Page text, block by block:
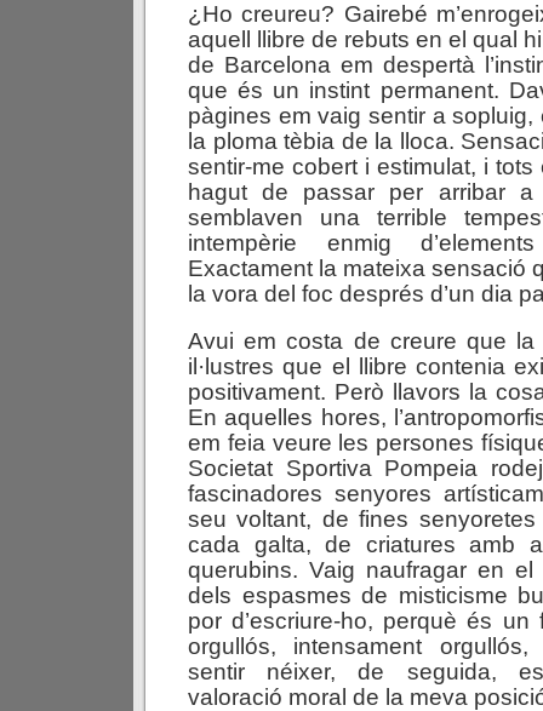
¿Ho creureu? Gairebé
aquell llibre de rebuts en el qual
de Barcelona em despertà
que és un instint permanent.
pàgines em vaig sentir a
la ploma tèbia de la lloca.
sentir-me cobert i estimulat, i
hagut de passar per arribar
semblaven una terrible
intempèrie enmig
Exactament la mateixa sensació
la vora del foc després d’un dia
Avui em costa de creure que la
il·lustres que el llibre contenia
positivament. Però llavors la
En aquelles hores,
em feia veure les persones
Societat Sportiva Pompeia
fascinadores senyores
seu voltant, de fines
cada galta, de criatures amb
querubins. Vaig naufragar en el
dels espasmes de misticisme
por d’escriure-ho, perquè és
orgullós, intensament
sentir néixer, de seguida,
valoració moral de la meva